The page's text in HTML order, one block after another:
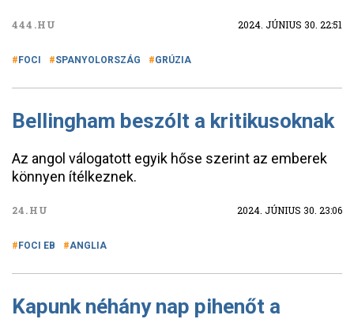
444.HU 2024. JÚNIUS 30. 22:51
FOCI SPANYOLORSZÁG GRÚZIA
Bellingham beszólt a kritikusoknak
Az angol válogatott egyik hőse szerint az emberek
könnyen ítélkeznek.
24.HU 2024. JÚNIUS 30. 23:06
FOCI EB ANGLIA
Kapunk néhány nap pihenőt a